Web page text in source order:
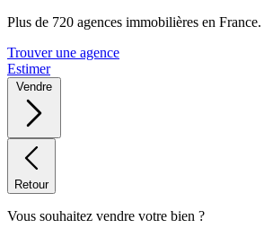
Plus de 720 agences immobilières en France.
Trouver une agence
Estimer
Vendre
Retour
Vous souhaitez vendre votre bien ?